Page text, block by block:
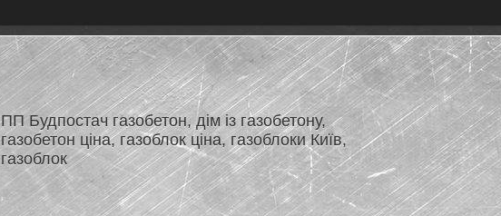
ПП Будпостач газобетон, дім із газобетону,
газобетон ціна, газоблок ціна, газоблоки Київ,
газоблок